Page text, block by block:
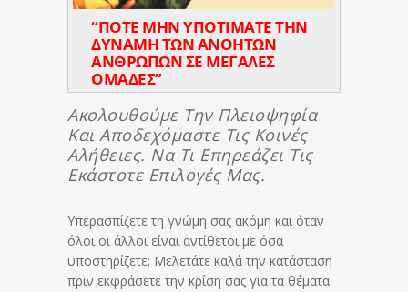
“ΠΟΤΕ ΜΗΝ ΥΠΟΤΙΜΑΤΕ ΤΗΝ
ΔΥΝΑΜΗ ΤΩΝ ΑΝΟΗΤΩΝ
ΑΝΘΡΩΠΩΝ ΣΕ ΜΕΓΑΛΕΣ
ΟΜΑΔΕΣ”
Ακολουθούμε Την Πλειοψηφία
Και Αποδεχόμαστε Τις Κοινές
Αλήθειες. Να Τι Επηρεάζει Τις
Εκάστοτε Επιλογές Μας.
Υπερασπίζετε τη γνώμη σας ακόμη και όταν
όλοι οι άλλοι είναι αντίθετοι με όσα
υποστηρίζετε; Μελετάτε καλά την κατάσταση
πριν εκφράσετε την κρίση σας για τα θέματα